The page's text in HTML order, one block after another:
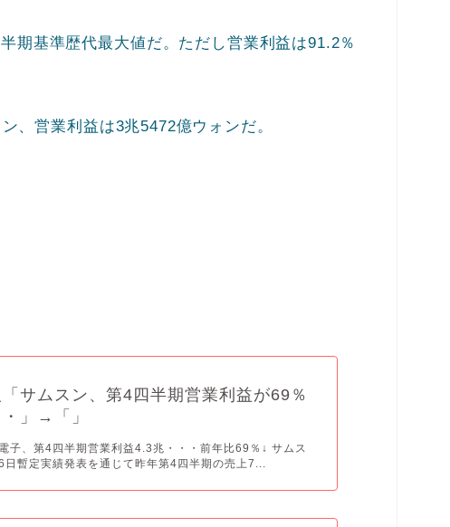
期基準歴代最大値だ。ただし営業利益は91.2％
、営業利益は3兆5472億ウォンだ。
サムスン、第4四半期営業利益が69％
」→「」
子、第4四半期営業利益4.3兆・・・前年比69％↓ サムス
日暫定実績発表を通じて昨年第4四半期の売上7...